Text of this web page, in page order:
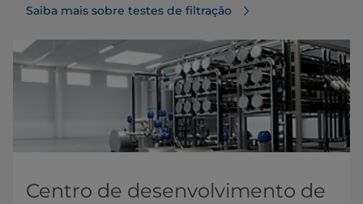
Saiba mais sobre testes de filtração
Centro de desenvolvimento de